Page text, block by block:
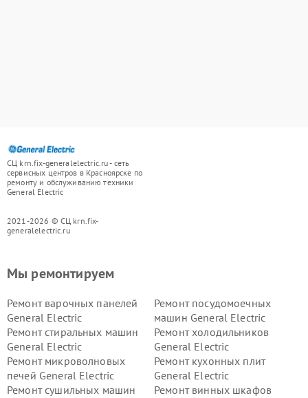
СЦ krn.fix-generalelectric.ru - сеть
сервисных центров в Красноярске по
ремонту и обслуживанию техники
General Electric
2021-2026 © СЦ krn.fix-
generalelectric.ru
Мы ремонтируем
Ремонт варочных панелей
General Electric
Ремонт посудомоечных
машин General Electric
Ремонт стиральных машин
General Electric
Ремонт холодильников
General Electric
Ремонт микроволновых
печей General Electric
Ремонт кухонных плит
General Electric
Ремонт сушильных машин
Ремонт винных шкафов